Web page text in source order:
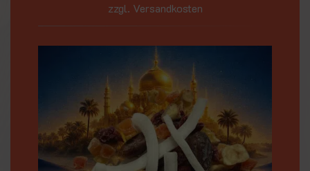
zzgl. Versandkosten